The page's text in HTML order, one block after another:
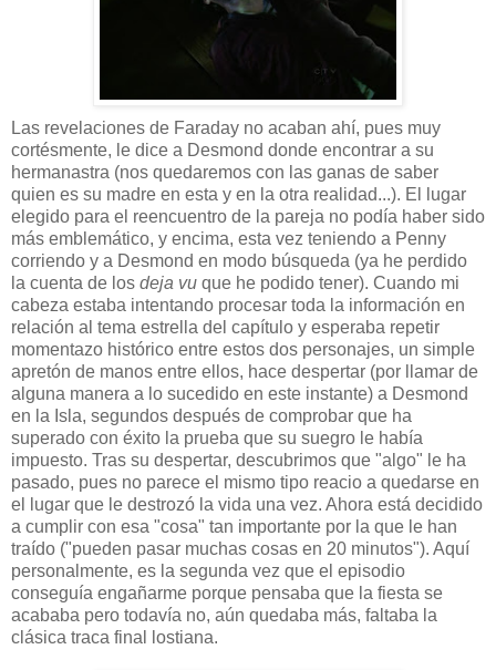
Las revelaciones de Faraday no acaban ahí, pues muy
cortésmente, le dice a Desmond donde encontrar a su
hermanastra (nos quedaremos con las ganas de saber
quien es su madre en esta y en la otra realidad...). El lugar
elegido para el reencuentro de la pareja no podía haber sido
más emblemático, y encima, esta vez teniendo a Penny
corriendo y a Desmond en modo búsqueda (ya he perdido
la cuenta de los deja vu que he podido tener). Cuando mi
cabeza estaba intentando procesar toda la información en
relación al tema estrella del capítulo y esperaba repetir
momentazo histórico entre estos dos personajes, un simple
apretón de manos entre ellos, hace despertar (por llamar de
alguna manera a lo sucedido en este instante) a Desmond
en la Isla, segundos después de comprobar que ha
superado con éxito la prueba que su suegro le había
impuesto. Tras su despertar, descubrimos que "algo" le ha
pasado, pues no parece el mismo tipo reacio a quedarse en
el lugar que le destrozó la vida una vez. Ahora está decidido
a cumplir con esa "cosa" tan importante por la que le han
traído ("pueden pasar muchas cosas en 20 minutos"). Aquí
personalmente, es la segunda vez que el episodio
conseguía engañarme porque pensaba que la fiesta se
acababa pero todavía no, aún quedaba más, faltaba la
clásica traca final lostiana.